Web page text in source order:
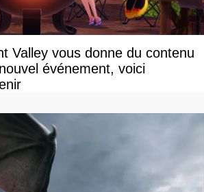
Valley vous donne du contenu
événement, voici